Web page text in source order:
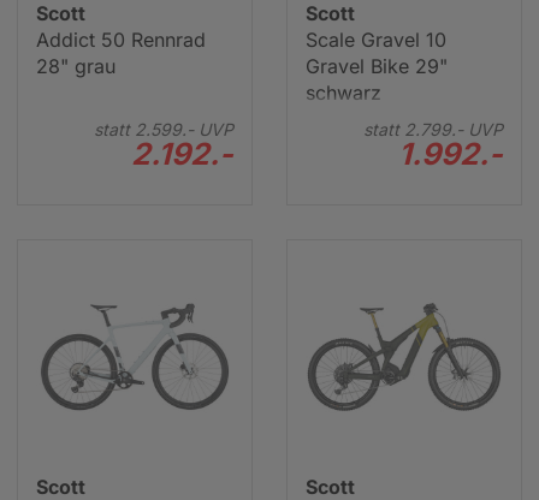
Scott
Addict 50 Rennrad
28" grau
statt 2.599.-UVP
2.192.-
Scott
Scale Gravel 10
Gravel Bike 29"
schwarz
statt 2.799.-UVP
1.992.-
Scott
Scott